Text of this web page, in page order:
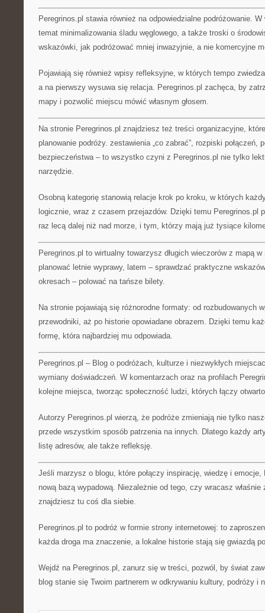
Peregrinos.pl stawia również na odpowiedzialne podróżowanie.
temat minimalizowania śladu węglowego, a także troski o
wskazówki, jak podróżować mniej inwazyjnie, a nie komercyjne
Pojawiają się również wpisy refleksyjne, w których tempo
a na pierwszy wysuwa się relacja. Peregrinos.pl zachęca, by
mapy i pozwolić miejscu mówić własnym głosem.
Na stronie Peregrinos.pl znajdziesz też treści organizacyjne,
planowanie podróży. zestawienia „co zabrać”, rozpiski połączeń,
bezpieczeństwa – to wszystko czyni z Peregrinos.pl nie tylko
narzędzie.
Osobną kategorię stanowią relacje krok po kroku, w których
logicznie, wraz z czasem przejazdów. Dzięki temu Peregrinos.pl
raz lecą dalej niż nad morze, i tym, którzy mają już tysiące
Peregrinos.pl to wirtualny towarzysz długich wieczorów z mapą
planować letnie wyprawy, latem – sprawdzać praktyczne
okresach – polować na tańsze bilety.
Na stronie pojawiają się różnorodne formaty: od rozbudowanych
przewodniki, aż po historie opowiadane obrazem. Dzięki temu
formę, która najbardziej mu odpowiada.
Peregrinos.pl – Blog o podróżach, kulturze i niezwykłych
wymiany doświadczeń. W komentarzach oraz na profilach
kolejne miejsca, tworząc społeczność ludzi, których łączy
Autorzy Peregrinos.pl wierzą, że podróże zmieniają nie tylko
przede wszystkim sposób patrzenia na innych. Dlatego każdy
listę adresów, ale także refleksję.
Jeśli marzysz o blogu, które połączy inspirację, wiedzę i emocje,
nową bazą wypadową. Niezależnie od tego, czy wracasz właśnie
znajdziesz tu coś dla siebie.
Peregrinos.pl to podróż w formie strony internetowej: to
każda droga ma znaczenie, a lokalne historie stają się gwiazdą
Wejdź na Peregrinos.pl, zanurz się w treści, pozwól, by świat
blog stanie się Twoim partnerem w odkrywaniu kultury, podróży i